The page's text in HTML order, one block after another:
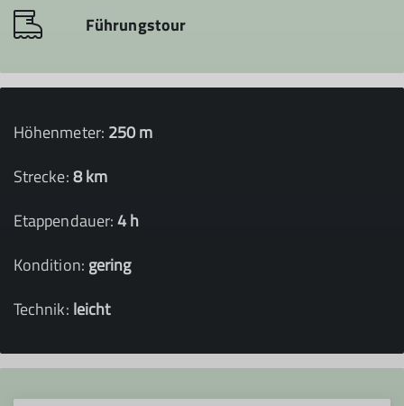
Führungstour
Höhenmeter: 250 m
Strecke:8 km
Etappendauer:4 h
Kondition: gering
Technik: leicht